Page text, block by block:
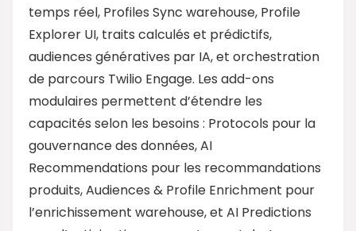
temps réel, Profiles Sync warehouse, Profile
Explorer UI, traits calculés et prédictifs,
audiences génératives par IA, et orchestration
de parcours Twilio Engage. Les add-ons
modulaires permettent d’étendre les
capacités selon les besoins : Protocols pour la
gouvernance des données, AI
Recommendations pour les recommandations
produits, Audiences & Profile Enrichment pour
l’enrichissement warehouse, et AI Predictions